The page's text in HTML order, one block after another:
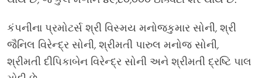
કંપનીના પ્રમોટર્સ શ્રી વિસ્મય મનોજકુમાર સોની, શ્રી
જૈનિલ વિરેન્દ્ર સોની, શ્રીમતી પારુલ મનોજ સોની,
શ્રીમતી દીપિકાબેન વિરેન્દ્ર સોની અને શ્રીમતી દ્રષ્ટિ પાલ